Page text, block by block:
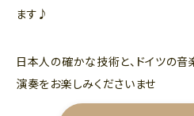
ます♪
日本人の確かな技術と、ドイツの
演奏をお楽しみくださいませ